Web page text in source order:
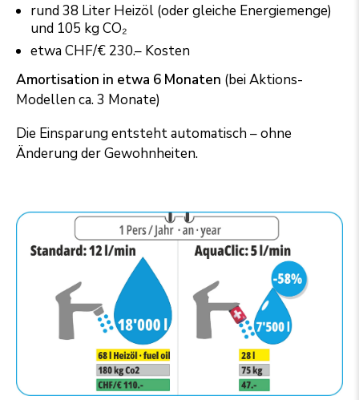
rund 38 Liter Heizöl (oder gleiche Energiemenge)
und 105 kg CO₂
etwa CHF/€ 230.– Kosten
Amortisation in etwa 6 Monaten (bei Aktions-
Modellen ca. 3 Monate)
Die Einsparung entsteht automatisch – ohne
Änderung der Gewohnheiten.